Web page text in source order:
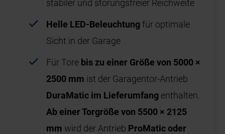
stabiler und störungsfreier Reichweite
Helle LED-Beleuchtung für optimale
Sicht in der Garage
Für Tore bis zu einer Größe von 5000 ×
2500 mm ist der Garagentor‑Antrieb
DuraMatic im Lieferumfang enthalten.
Ab einer Torgröße von 5500 × 2125
mm wird der Antrieb ProMatic oder